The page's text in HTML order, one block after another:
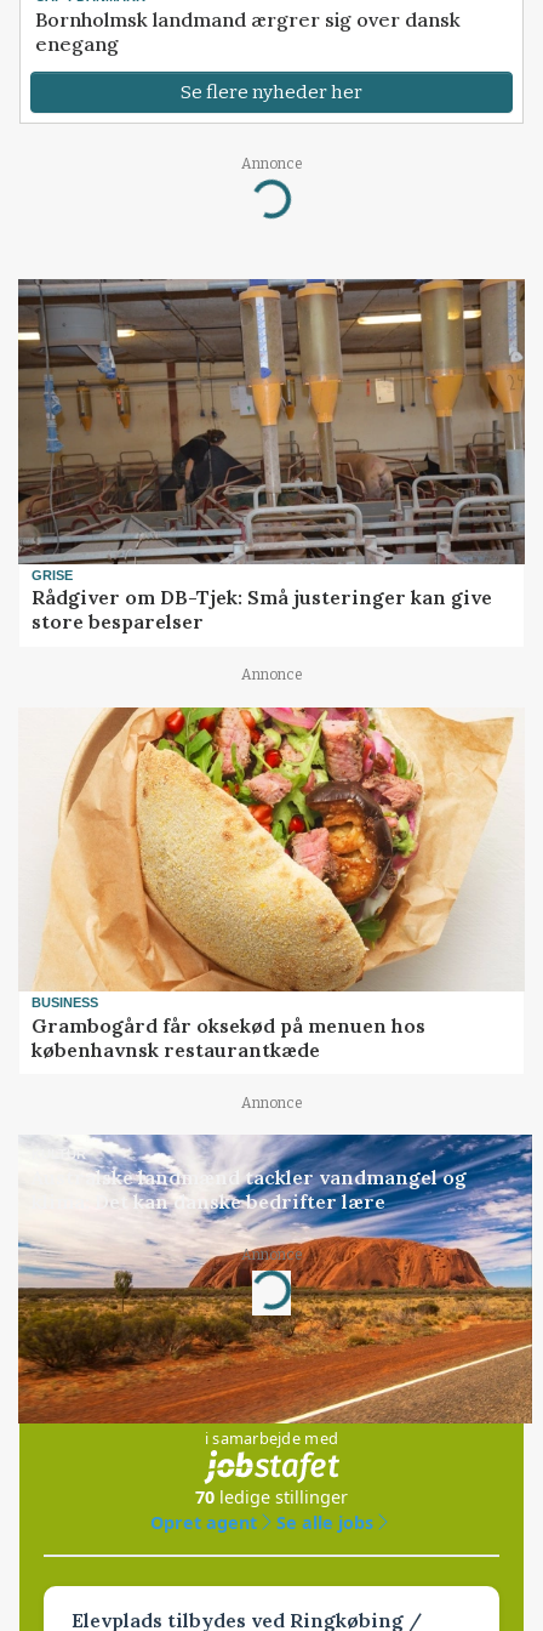
Bornholmsk landmand ærgrer sig over dansk
enegang
Se flere nyheder her
Annonce
Loading...
GRISE
Rådgiver om DB-Tjek: Små justeringer kan give
store besparelser
Annonce
BUSINESS
Grambogård får oksekød på menuen hos
københavnsk restaurantkæde
Annonce
KULTUR
Australske landmænd tackler vandmangel og
klima: Det kan danske bedrifter lære
Annonce
Loading...
Jobs
i samarbejde med
70 ledige stillinger
Opret agent
Se alle jobs
Elevplads tilbydes ved Ringkøbing /